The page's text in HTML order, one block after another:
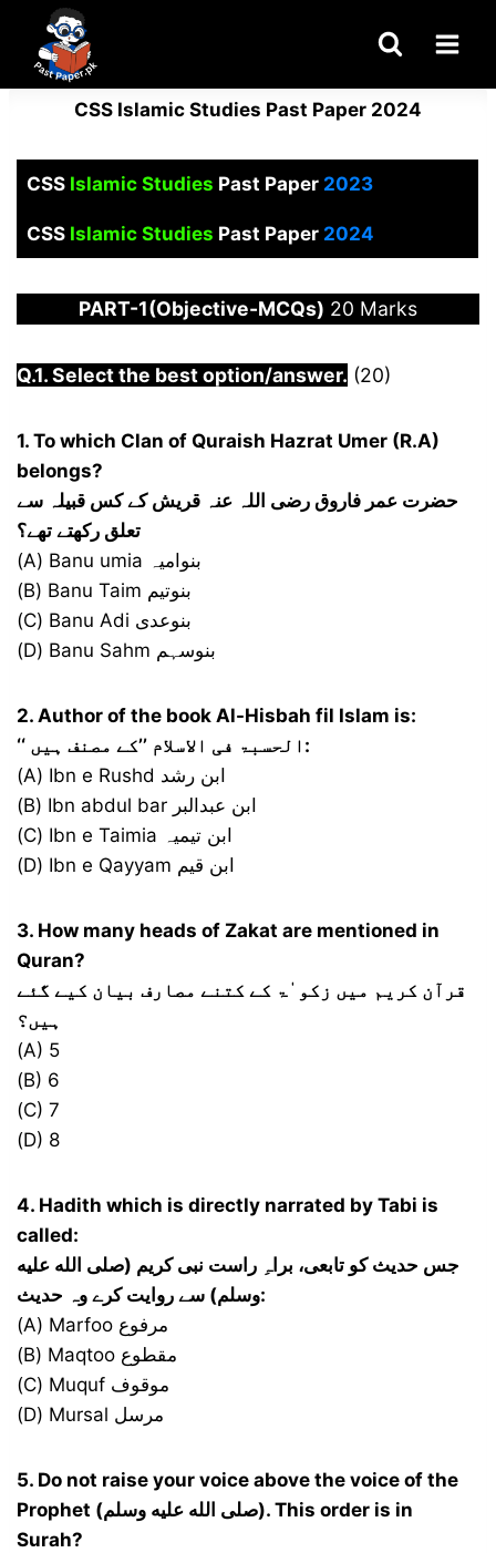
content
CSS Islamic Studies Past Paper 2024
CSS Islamic Studies Past Paper2023
CSSIslamic Studies Past Paper2024
PART-1(Objective-MCQs) 20 Marks
Q.1. Select the best option/answer. (20)
1. To which Clan of Quraish Hazrat Umer (R.A)
belongs?
حضرت عمر فاروق رضی اللہ عنہ قریش کے کس قبیلہ سے
تعلق رکھتے تھے؟
(A) Banu umia بنوامیہ
(B) Banu Taim بنوتیم
(C) Banu Adi بنوعدی
(D) Banu Sahm بنوسہم
2. Author of the book Al-Hisbah fil Islam is:
‘‘ الحسبۃ فی الاسلام ’’کے مصنف ہیں:
(A) Ibn e Rushd ابن رشد
(B) Ibn abdul bar ابن عبدالبر
(C) Ibn e Taimia ابن تیمیہ
(D) Ibn e Qayyam ابن قیم
3. How many heads of Zakat are mentioned in
Quran?
قرآن کریم میں زکو ٰۃ کے کتنے مصارف بیان کیے گئے
ہیں؟
(A) 5
(B) 6
(C) 7
(D) 8
4. Hadith which is directly narrated by Tabi is
called:
جس حدیث کو تابعی، براہِ راست نبی کریم (صلى الله عليه
وسلم) سے روایت کرے وہ حدیث:
(A) Marfoo مرفوع
(B) Maqtoo مقطوع
(C) Muquf موقوف
(D) Mursal مرسل
5. Do not raise your voice above the voice of the
Prophet (صلى الله عليه وسلم). This order is in
Surah?